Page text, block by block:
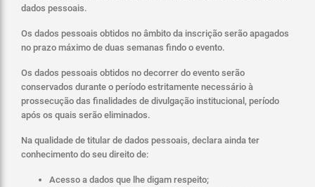
dados pessoais.
Os dados pessoais obtidos no âmbito da inscrição serão apagados
no prazo máximo de duas semanas findo o evento.
Os dados pessoais obtidos no decorrer do evento serão
conservados durante o período estritamente necessário à
prossecução das finalidades de divulgação institucional, período
após os quais serão eliminados.
Na qualidade de titular de dados pessoais, declara ainda ter
conhecimento do seu direito de:
Acesso a dados que lhe digam respeito;